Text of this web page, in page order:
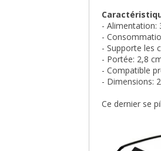
- Alimentation:
-
- Supporte les
- Portée: 2,8
- Compatible
- Dimensions:
Ce dernier se